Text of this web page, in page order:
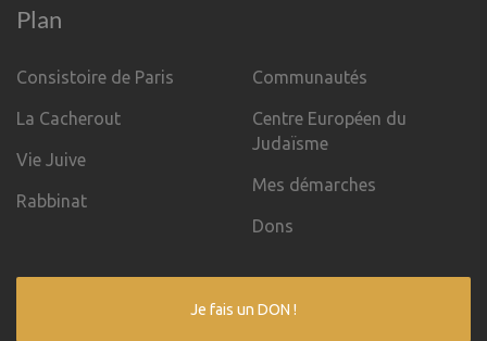
Plan
Consistoire de Paris
La Cacherout
Vie Juive
Rabbinat
Communautés
Centre Européen du
Judaïsme
Mes démarches
Dons
Je fais un DON !